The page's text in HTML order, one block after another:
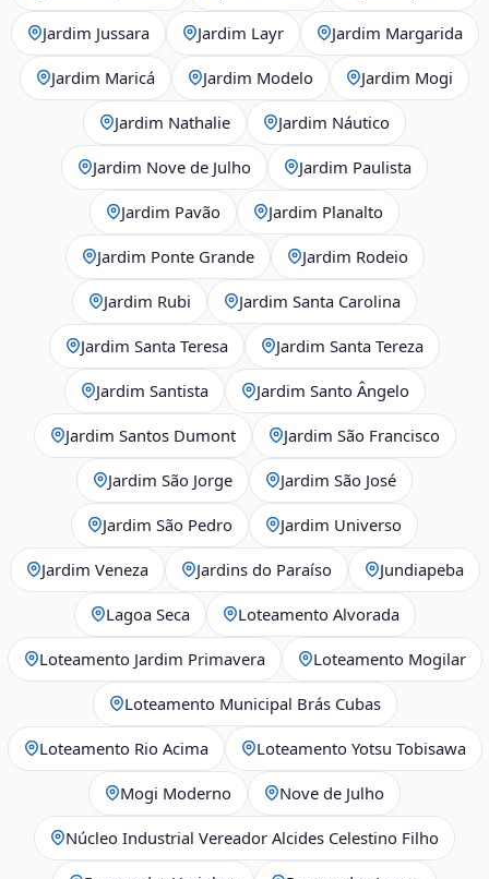
Jardim Jussara Jardim Layr Jardim Margarida
Jardim Maricá Jardim Modelo Jardim Mogi
Jardim Nathalie Jardim Náutico
Jardim Nove de Julho Jardim Paulista
Jardim Pavão Jardim Planalto
Jardim Ponte Grande Jardim Rodeio
Jardim Rubi Jardim Santa Carolina
Jardim Santa Teresa Jardim Santa Tereza
Jardim Santista Jardim Santo Ângelo
Jardim Santos Dumont Jardim São Francisco
Jardim São Jorge Jardim São José
Jardim São Pedro Jardim Universo
Jardim Veneza Jardins do Paraíso Jundiapeba
Lagoa Seca Loteamento Alvorada
Loteamento Jardim Primavera Loteamento Mogilar
Loteamento Municipal Brás Cubas
Loteamento Rio Acima Loteamento Yotsu Tobisawa
Mogi Moderno Nove de Julho
Núcleo Industrial Vereador Alcides Celestino Filho